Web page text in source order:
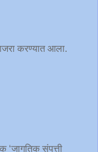
करण्यात आला.
‘जागतिक संपत्ती